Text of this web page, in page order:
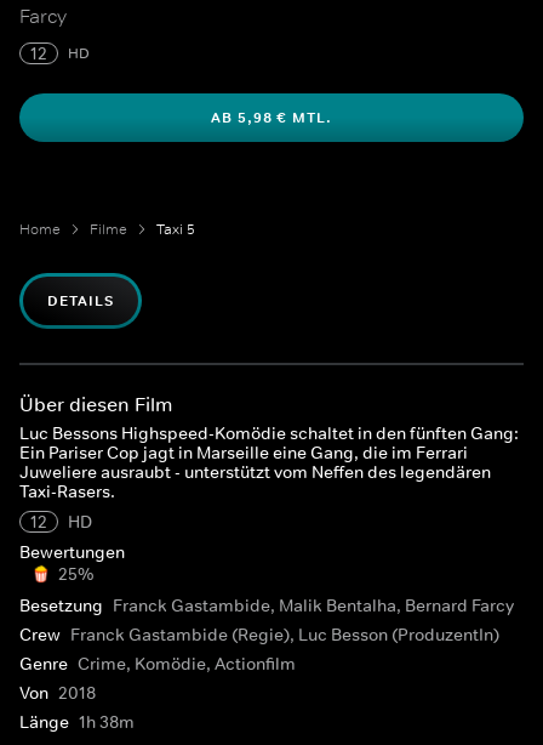
Farcy
12 HD
AB 5,98 € MTL.
Home Filme Taxi 5
DETAILS
Über diesen Film
Luc Bessons Highspeed-Komödie schaltet in den fünften Gang:
Ein Pariser Cop jagt in Marseille eine Gang, die im Ferrari
Juweliere ausraubt - unterstützt vom Neffen des legendären
Taxi-Rasers.
12
HD
Bewertungen
25%
Besetzung Franck Gastambide, Malik Bentalha, Bernard Farcy
Crew Franck Gastambide (Regie), Luc Besson (ProduzentIn)
Genre Crime, Komödie, Actionfilm
Von 2018
Länge 1h 38m